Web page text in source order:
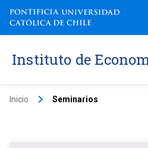
Instituto de
Inicio keyboard_arrow_right Seminarios